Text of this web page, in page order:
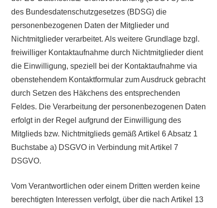
des Bundesdatenschutzgesetzes (BDSG) die
personenbezogenen Daten der Mitglieder und
Nichtmitglieder verarbeitet. Als weitere Grundlage bzgl.
freiwilliger Kontaktaufnahme durch Nichtmitglieder dient
die Einwilligung, speziell bei der Kontaktaufnahme via
obenstehendem Kontaktformular zum Ausdruck gebracht
durch Setzen des Häkchens des entsprechenden
Feldes. Die Verarbeitung der personenbezogenen Daten
erfolgt in der Regel aufgrund der Einwilligung des
Mitglieds bzw. Nichtmitglieds gemäß Artikel 6 Absatz 1
Buchstabe a) DSGVO in Verbindung mit Artikel 7
DSGVO.
Vom Verantwortlichen oder einem Dritten werden keine
berechtigten Interessen verfolgt, über die nach Artikel 13